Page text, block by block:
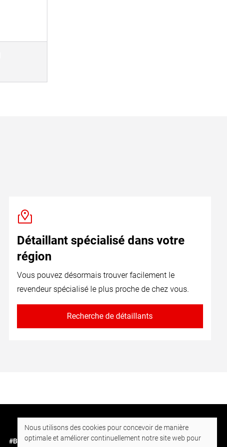
Détaillant spécialisé dans votre
région
Vous pouvez désormais trouver facilement le
revendeur spécialisé le plus proche de chez vous.
Recherche de détaillants
#BornToDrill
Nous utilisons des cookies pour concevoir de manière
optimale et améliorer continuellement notre site web pour